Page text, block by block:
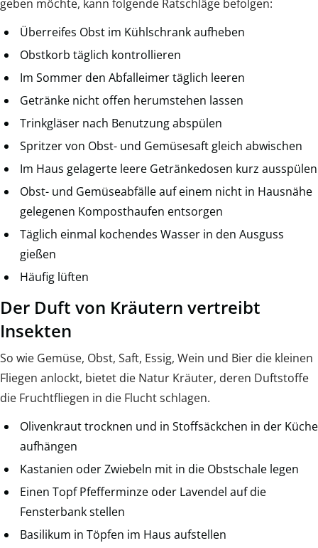
geben möchte, kann folgende Ratschläge befolgen:
Überreifes Obst im Kühlschrank aufheben
Obstkorb täglich kontrollieren
Im Sommer den Abfalleimer täglich leeren
Getränke nicht offen herumstehen lassen
Trinkgläser nach Benutzung abspülen
Spritzer von Obst- und Gemüsesaft gleich abwischen
Im Haus gelagerte leere Getränkedosen kurz ausspülen
Obst- und Gemüseabfälle auf einem nicht in Hausnähe
gelegenen Komposthaufen entsorgen
Täglich einmal kochendes Wasser in den Ausguss
gießen
Häufig lüften
Der Duft von Kräutern vertreibt
Insekten
So wie Gemüse, Obst, Saft, Essig, Wein und Bier die kleinen
Fliegen anlockt, bietet die Natur Kräuter, deren Duftstoffe
die Fruchtfliegen in die Flucht schlagen.
Olivenkraut trocknen und in Stoffsäckchen in der Küche
aufhängen
Kastanien oder Zwiebeln mit in die Obstschale legen
Einen Topf Pfefferminze oder Lavendel auf die
Fensterbank stellen
Basilikum in Töpfen im Haus aufstellen